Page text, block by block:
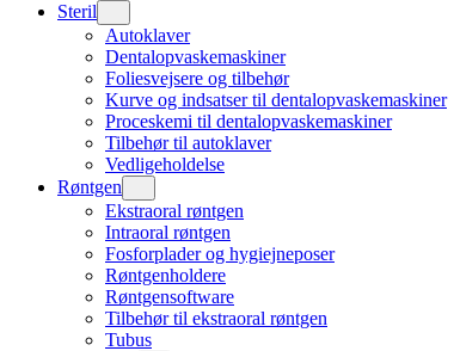
Steril
Autoklaver
Dentalopvaskemaskiner
Foliesvejsere og tilbehør
Kurve og indsatser til dentalopvaskemaskiner
Proceskemi til dentalopvaskemaskiner
Tilbehør til autoklaver
Vedligeholdelse
Røntgen
Ekstraoral røntgen
Intraoral røntgen
Fosforplader og hygiejneposer
Røntgenholdere
Røntgensoftware
Tilbehør til ekstraoral røntgen
Tubus